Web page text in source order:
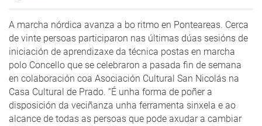
A marcha nórdica avanza a bo ritmo en Ponteareas. Cerca
de vinte persoas participaron nas últimas dúas sesións de
iniciación de aprendizaxe da técnica postas en marcha
polo Concello que se celebraron a pasada fin de semana
en colaboración coa Asociación Cultural San Nicolás na
Casa Cultural de Prado. “É unha forma de poñer a
disposición da veciñanza unha ferramenta sinxela e ao
alcance de todas as persoas que pode axudar a cambiar